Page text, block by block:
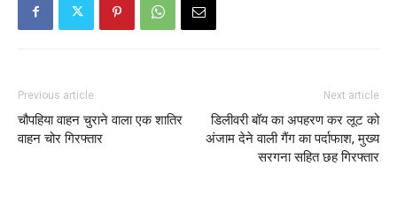
Previous article
चौपहिया वाहन चुराने वाला एक शातिर
वाहन चोर गिरफ्तार
Next article
डिलीवरी बॉय का अपहरण कर लूट को
अंजाम देने वाली गैंग का पर्दाफाश, मुख्य
सरगना सहित छह गिरफ्तार